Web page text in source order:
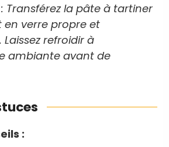
Transférez la pâte à tartiner
verre propre et
refroidir à
ambiante avant de
: